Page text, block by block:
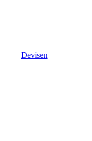
Devisen